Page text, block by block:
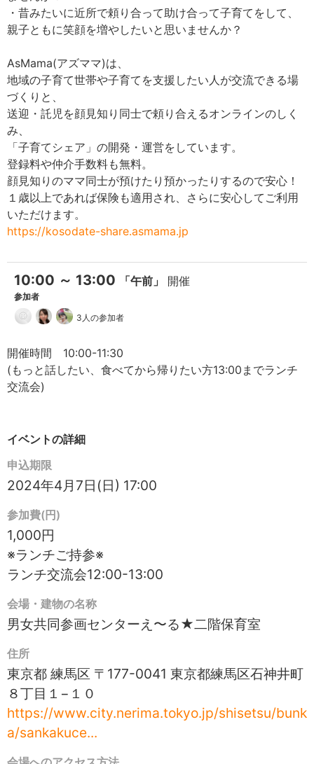
・昔みたいに近所で頼り合って助け合って子育てをして、
親子ともに笑顔を増やしたいと思いませんか？
AsMama(アズママ)は、
地域の子育て世帯や子育てを支援したい人が交流できる場
づくりと、
送迎・託児を顔見知り同士で頼り合えるオンラインのしく
み、
「子育てシェア」の開発・運営をしています。
登録料や仲介手数料も無料。
顔見知りのママ同士が預けたり預かったりするので安心！
１歳以上であれば保険も適用され、さらに安心してご利用
いただけます。
https://kosodate-share.asmama.jp
10:00 ～ 13:00 「午前」 開催
参加者
3人の参加者
開催時間 10:00-11:30
(もっと話したい、食べてから帰りたい方13:00までランチ
交流会)
イベントの詳細
申込期限
2024年4月7日(日) 17:00
参加費(円)
1,000円
※ランチご持参※
ランチ交流会12:00-13:00
会場・建物の名称
男女共同参画センターえ〜る★二階保育室
住所
東京都 練馬区 〒177-0041 東京都練馬区石神井町
８丁目１−１０
https://www.city.nerima.tokyo.jp/shisetsu/bunk
a/sankakuce...